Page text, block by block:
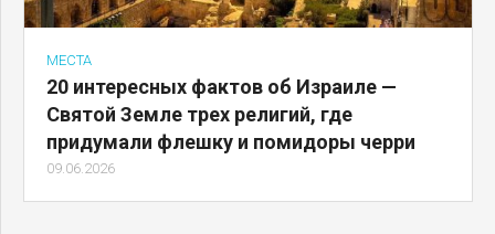
МЕСТА
20 интересных фактов об Израиле —
Святой Земле трех религий, где
придумали флешку и помидоры черри
09.06.2026